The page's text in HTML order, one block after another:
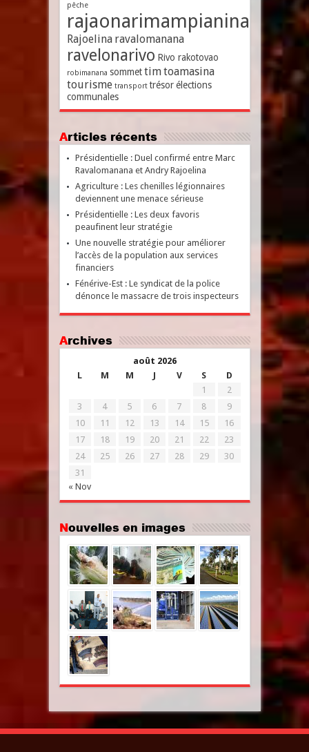
pêche
rajaonarimampianina
Rajoelina ravalomanana
ravelonarivo Rivo rakotovao
robimanana sommet timtoamasina
tourisme transport trésor élections
communales
Articles récents
Présidentielle : Duel confirmé entre Marc
Ravalomanana et Andry Rajoelina
Agriculture : Les chenilles légionnaires
deviennent une menace sérieuse
Présidentielle : Les deux favoris
peaufinent leur stratégie
Une nouvelle stratégie pour améliorer
l’accès de la population aux services
financiers
Fénérive-Est : Le syndicat de la police
dénonce le massacre de trois inspecteurs
Archives
août 2026
L
M M J V S D
« Nov
1
2
3
4 5 6 7 8
9
10
11 12 13 14 15
16
17
18 19 20 21 22
23
24
25 26 27 28 29
30
31
Nouvelles en images